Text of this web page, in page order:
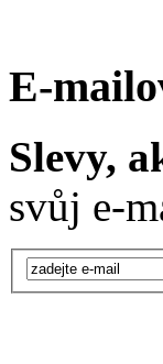
E-
Slevy,
svůj e-